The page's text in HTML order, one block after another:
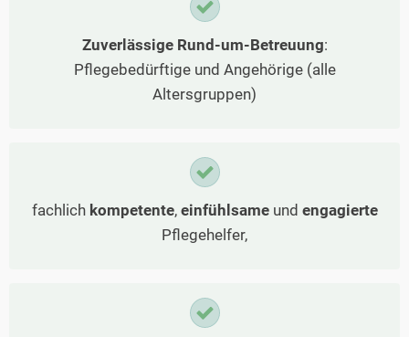
Zuverlässige Rund-um-Betreuung:
Pflegebedürftige und Angehörige (alle
Altersgruppen)
fachlich kompetente, einfühlsameund engagierte
Pflegehelfer,